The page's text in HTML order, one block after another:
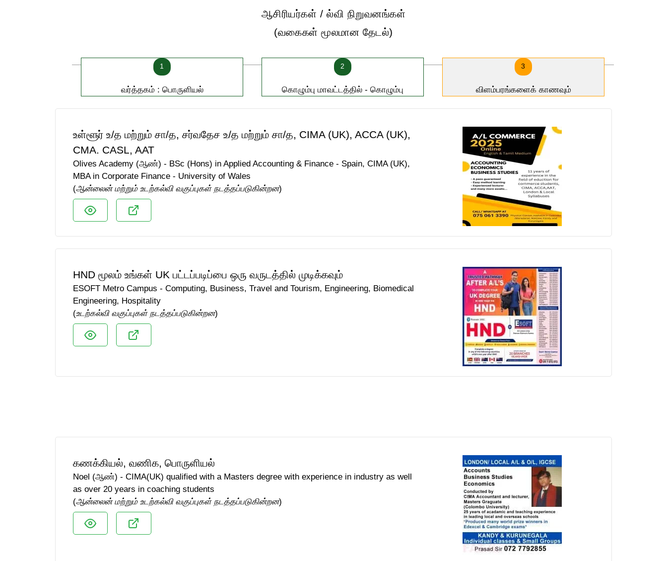
ஆசிரியர்கள் / ல்வி நிறுவனங்கள்
(வகைகள் மூலமான தேடல்)
1
வர்த்தகம் : பொருளியல்
2
கொழும்பு மாவட்டத்தில் - கொழும்பு
3
விளம்பரங்களைக் காணவும்
உள்ளூர் உ/த மற்றும் சா/த, சர்வதேச உ/த மற்றும் சா/த, CIMA (UK), ACCA (UK),
CMA. CASL, AAT
Olives Academy (ஆண்) - BSc (Hons) in Applied Accounting & Finance - Spain, CIMA (UK),
MBA in Corporate Finance - University of Wales
(ஆன்லைன் மற்றும் உடற்கல்வி வகுப்புகள் நடத்தப்படுகின்றன)
HND மூலம் உங்கள் UK பட்டப்படிப்பை ஒரு வருடத்தில் முடிக்கவும்
ESOFT Metro Campus - Computing, Business, Travel and Tourism, Engineering, Biomedical
Engineering, Hospitality
(உடற்கல்வி வகுப்புகள் நடத்தப்படுகின்றன)
கணக்கியல், வணிக, பொருளியல்
Noel (ஆண்) - CIMA(UK) qualified with a Masters degree with experience in industry as well
as over 20 years in coaching students
(ஆன்லைன் மற்றும் உடற்கல்வி வகுப்புகள் நடத்தப்படுகின்றன)